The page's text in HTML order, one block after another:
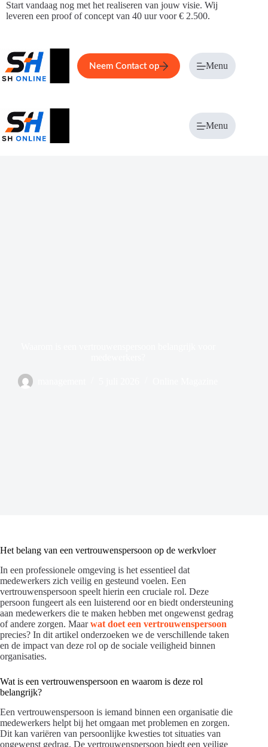
Ga
naar
Start vandaag nog met het realiseren van jouw visie. Wij
leveren een proof of concept van 40 uur voor € 2.500.
Home Service Over ons
Neem Contact op Menu
Menu
Het belang van een vertrouwenspersoon op de werkvloer
In een professionele omgeving is het essentieel dat
medewerkers zich veilig en gesteund voelen. Een
vertrouwenspersoon speelt hierin een cruciale rol. Deze
persoon fungeert als een luisterend oor en biedt ondersteuning
aan medewerkers die te maken hebben met ongewenst gedrag
of andere zorgen. Maarwat doet een vertrouwenspersoon
precies? In dit artikel onderzoeken we de verschillende taken
en de impact van deze rol op de sociale veiligheid binnen
organisaties.
Wat is een vertrouwenspersoon en waarom is deze rol
belangrijk?
Een vertrouwenspersoon is iemand binnen een organisatie die
medewerkers helpt bij het omgaan met problemen en zorgen.
Dit kan variëren van persoonlijke kwesties tot situaties van
ongewenst gedrag. De vertrouwenspersoon biedt een veilige